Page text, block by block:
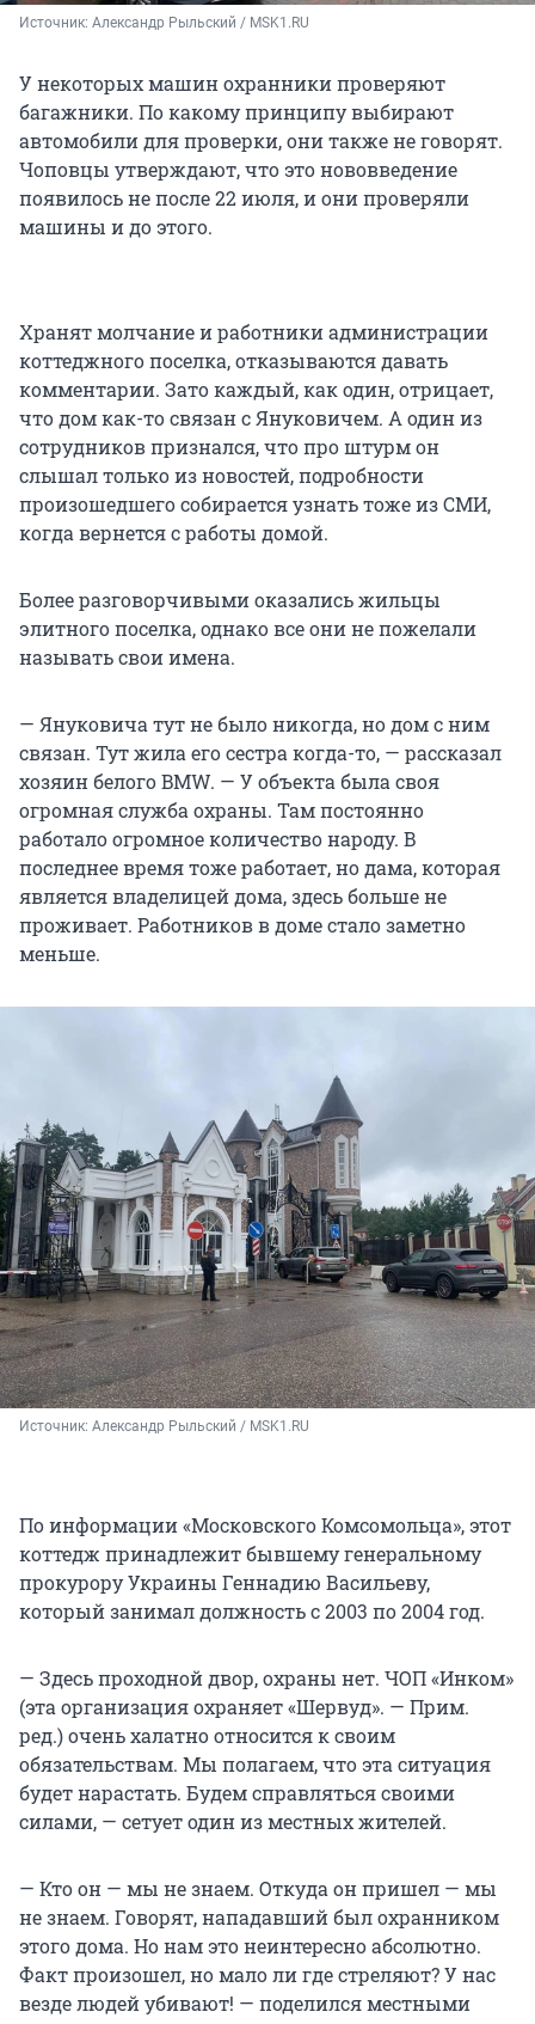
Источник: Александр Рыльский / MSK1.RU
У некоторых машин охранники проверяют
багажники. По какому принципу выбирают
автомобили для проверки, они также не говорят.
Чоповцы утверждают, что это нововведение
появилось не после 22 июля, и они проверяли
машины и до этого.
Хранят молчание и работники администрации
коттеджного поселка, отказываются давать
комментарии. Зато каждый, как один, отрицает,
что дом как-то связан с Януковичем. А один из
сотрудников признался, что про штурм он
слышал только из новостей, подробности
произошедшего собирается узнать тоже из СМИ,
когда вернется с работы домой.
Более разговорчивыми оказались жильцы
элитного поселка, однако все они не пожелали
называть свои имена.
— Януковича тут не было никогда, но дом с ним
связан. Тут жила его сестра когда-то, — рассказал
хозяин белого BMW. — У объекта была своя
огромная служба охраны. Там постоянно
работало огромное количество народу. В
последнее время тоже работает, но дама, которая
является владелицей дома, здесь больше не
проживает. Работников в доме стало заметно
меньше.
Источник: Александр Рыльский / MSK1.RU
По информации «Московского Комсомольца», этот
коттедж принадлежит бывшему генеральному
прокурору Украины Геннадию Васильеву,
который занимал должность с 2003 по 2004 год.
— Здесь проходной двор, охраны нет. ЧОП «Инком»
(эта организация охраняет «Шервуд». — Прим.
ред.) очень халатно относится к своим
обязательствам. Мы полагаем, что эта ситуация
будет нарастать. Будем справляться своими
силами, — сетует один из местных жителей.
— Кто он — мы не знаем. Откуда он пришел — мы
не знаем. Говорят, нападавший был охранником
этого дома. Но нам это неинтересно абсолютно.
Факт произошел, но мало ли где стреляют? У нас
везде людей убивают! — поделился местными